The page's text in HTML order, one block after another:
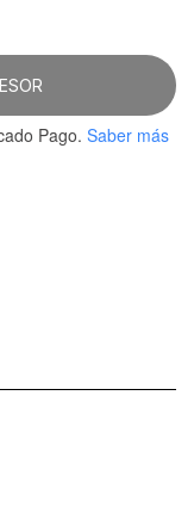
Pago. Saber más